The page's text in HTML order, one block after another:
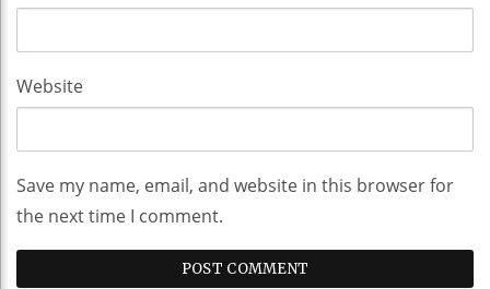
Website
Save my name, email, and website in this browser for
the next time I comment.